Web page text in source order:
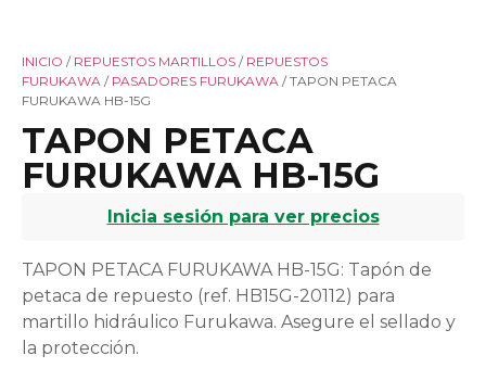
INICIO / REPUESTOS MARTILLOS / REPUESTOS
FURUKAWA / PASADORES FURUKAWA / TAPON PETACA
FURUKAWA HB-15G
TAPON PETACA
FURUKAWA HB-15G
Inicia sesión para ver precios
TAPON PETACA FURUKAWA HB-15G: Tapón de
petaca de repuesto (ref. HB15G-20112) para
martillo hidráulico Furukawa. Asegure el sellado y
la protección.